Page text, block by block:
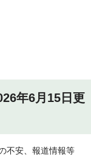
年6月15日更
不安、報道情報等